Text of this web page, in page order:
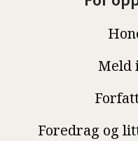
Meld
Foredrag og